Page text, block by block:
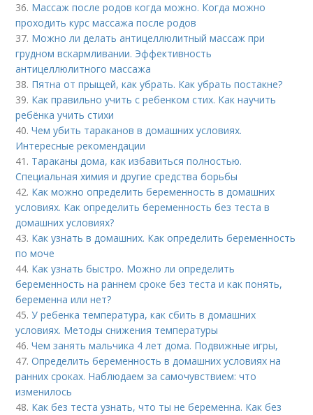
36. Массаж после родов когда можно. Когда можно
проходить курс массажа после родов
37. Можно ли делать антицеллюлитный массаж при
грудном вскармливании. Эффективность
антицеллюлитного массажа
38. Пятна от прыщей, как убрать. Как убрать постакне?
39. Как правильно учить с ребенком стих. Как научить
ребёнка учить стихи
40.Чем убить тараканов в домашних условиях.
Интересные рекомендации
41. Тараканы дома, как избавиться полностью.
Специальная химия и другие средства борьбы
42. Как можно определить беременность в домашних
условиях. Как определить беременность без теста в
домашних условиях?
43. Как узнать в домашних. Как определить беременность
по моче
44. Как узнать быстро. Можно ли определить
беременность на раннем сроке без теста и как понять,
беременна или нет?
45.У ребенка температура, как сбить в домашних
условиях. Методы снижения температуры
46.Чем занять мальчика 4 лет дома. Подвижные игры,
47.Определить беременность в домашних условиях на
ранних сроках. Наблюдаем за самочувствием: что
изменилось
48. Как без теста узнать, что ты не беременна. Как без